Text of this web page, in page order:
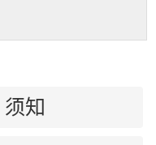
知